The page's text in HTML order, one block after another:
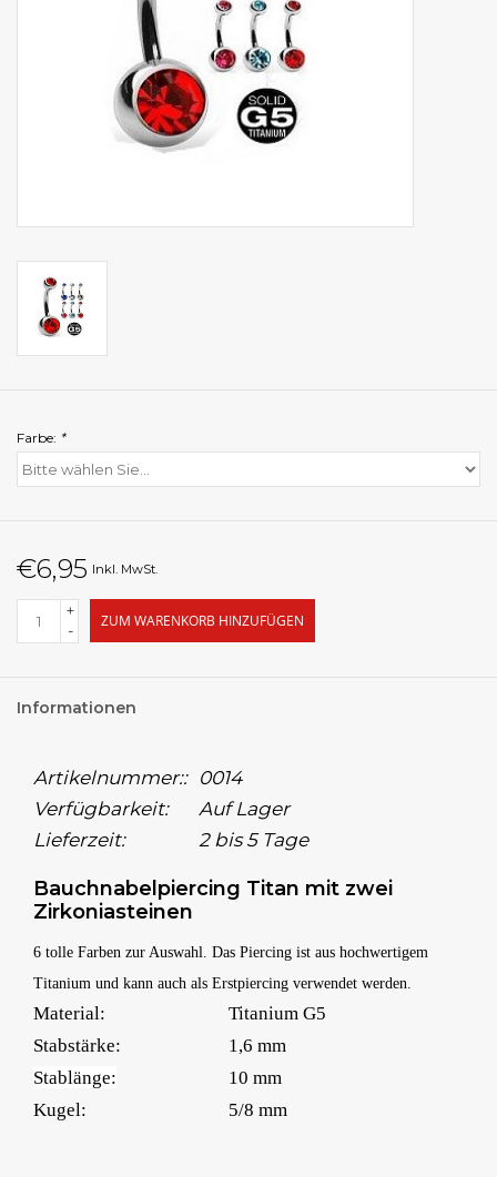
Farbe: *
€6,95 Inkl. MwSt.
+
-
ZUM WARENKORB HINZUFÜGEN
Informationen
Artikelnummer:: 0014
Verfügbarkeit:
Auf Lager
Lieferzeit:
2 bis 5 Tage
Bauchnabelpiercing Titan mit zwei
Zirkoniasteinen
6 tolle Farben zur Auswahl. Das Piercing ist aus hochwertigem
Titanium und kann auch als Erstpiercing verwendet werden.
Material:
Titanium G5
Stabstärke:
1,6 mm
Stablänge:
10 mm
Kugel:
5/8 mm